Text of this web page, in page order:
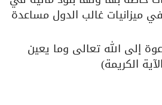
ميزانيات غالب الدول مساعدة
إلى الله تعالى وما يعين
الكريمة)